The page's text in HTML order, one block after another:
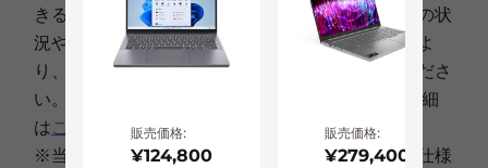
その他
ブランド
ideapad
きることをお約束するものではありません。注文の状
況や使用部材の供給状況、製造工程上の都合等によ
り、遅延する場合がありますことを予めご了承くださ
い。 「出荷予定日」と「ご決済日」に関しての詳細
はこちら
※当サイトに記載された製品・サービスの価格、仕様
販売価格:
¥124,800
販売価格:
¥279,400